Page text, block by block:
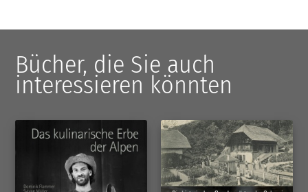
Bücher, die Sie auch
interessieren könnten